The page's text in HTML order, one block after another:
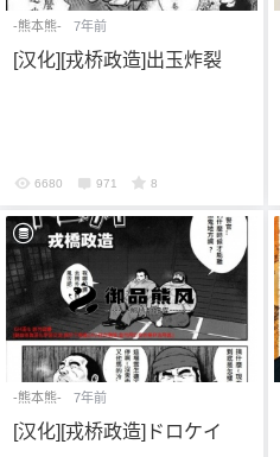
-熊本熊- 7年前
[汉化][戎桥政造]出玉炸裂
6680 971 8
-熊本熊- 7年前
[汉化][戎桥政造]ドロケイ
忘记密码？ 找回